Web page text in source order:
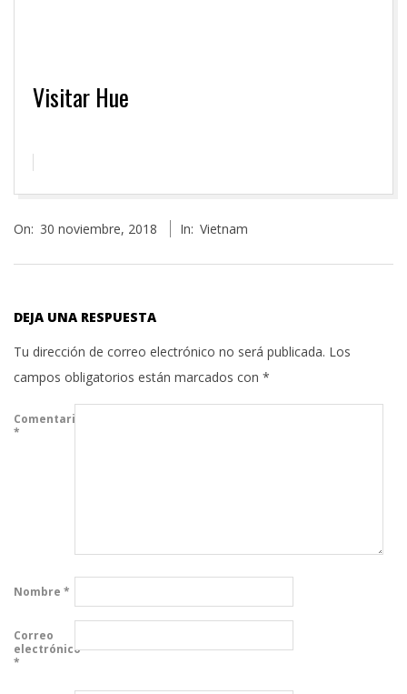
Visitar Hue
11-
On: 30 noviembre, 2018 In: Vietnam
DEJA UNA RESPUESTA
Tu dirección de correo electrónico no será publicada. Los
campos obligatorios están marcados con *
Comentario
*
Nombre *
Correo
electrónico
*